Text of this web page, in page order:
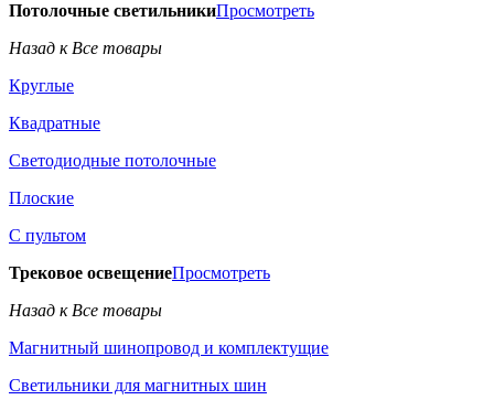
Потолочные светильникиПросмотреть
Назад к Все товары
Круглые
Квадратные
Светодиодные потолочные
Плоские
С пультом
Трековое освещениеПросмотреть
Назад к Все товары
Магнитный шинопровод и комплектущие
Светильники для магнитных шин